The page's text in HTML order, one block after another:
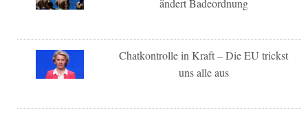
Chatkontrolle in Kraft – Die EU trickst
uns alle aus